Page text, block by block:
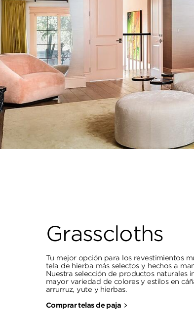
Grasscloths
Tu mejor opción para los revestimientos
tela de hierba más selectos y hechos a
Nuestra selección de productos naturales
mayor variedad de colores y estilos en
arrurruz, yute y hierbas.
Comprar telas de paja